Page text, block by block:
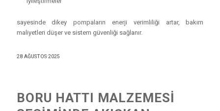
sayesinde dikey pompaların enerji verimliliği artar, bakım
maliyetleri düşer ve sistem güvenliği sağlanır.
28 AĞUSTOS 2025
BORU HATTI MALZEMESI